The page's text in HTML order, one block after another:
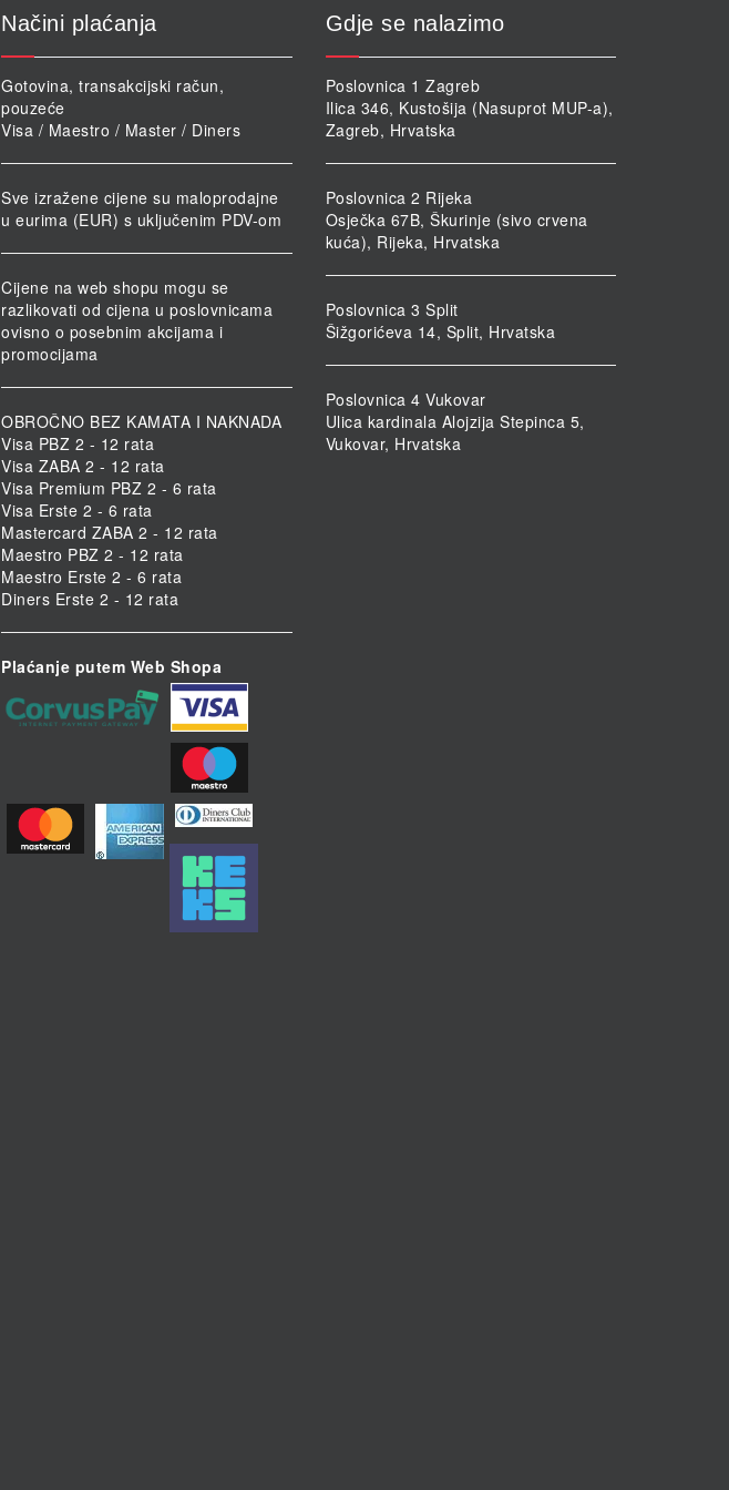
Načini plaćanja
Gotovina, transakcijski račun,
pouzeće
Visa / Maestro / Master / Diners
Sve izražene cijene su maloprodajne
u eurima (EUR) s uključenim PDV-om
Cijene na web shopu mogu se
razlikovati od cijena u poslovnicama
ovisno o posebnim akcijama i
promocijama
OBROČNO BEZ KAMATA I NAKNADA
Visa PBZ 2 - 12 rata
Visa ZABA 2 - 12 rata
Visa Premium PBZ 2 - 6 rata
Visa Erste 2 - 6 rata
Mastercard ZABA 2 - 12 rata
Maestro PBZ 2 - 12 rata
Maestro Erste 2 - 6 rata
Diners Erste 2 - 12 rata
Plaćanje putem Web Shopa
Gdje se nalazimo
Poslovnica 1 Zagreb
Ilica 346, Kustošija (Nasuprot MUP-a),
Zagreb, Hrvatska
Poslovnica 2 Rijeka
Osječka 67B, Škurinje (sivo crvena
kuća), Rijeka, Hrvatska
Poslovnica 3 Split
Šižgorićeva 14, Split, Hrvatska
Poslovnica 4 Vukovar
Ulica kardinala Alojzija Stepinca 5,
Vukovar, Hrvatska